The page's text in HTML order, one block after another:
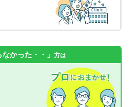
かった・・」 方は